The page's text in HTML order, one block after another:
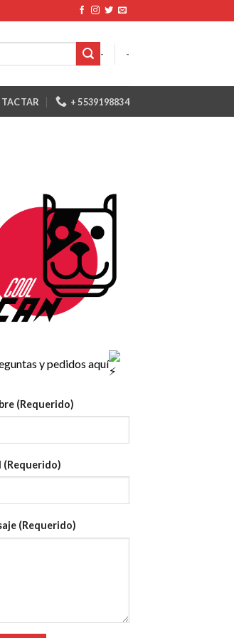
- -
+ 5539198834
y pedidos aquí
(Requerido)
(Requerido)
(Requerido)